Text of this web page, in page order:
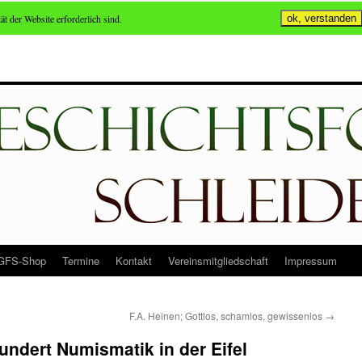
Shop Termine Kontakt Vereinsmitgliedschaft Impressum
F.A. Heinen; Gottlos, schamlos, gewissenlos →
Numismatik in der Eifel
der Website erforderlich sind. ok, verstanden